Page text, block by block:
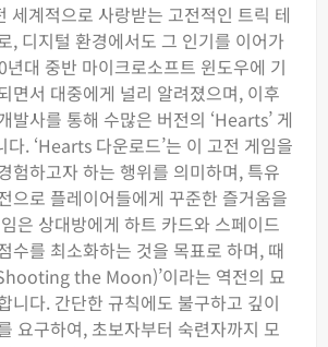
세계적으로 사랑받는 고전적인 트릭 테
, 디지털 환경에서도 그 인기를 이어가
대 중반 마이크로소프트 윈도우에 기
면서 대중에게 널리 알려졌으며, 이후
발사를 통해 수많은 버전의 ‘Hearts’ 게
다. ‘Hearts 다운로드’는 이 고전 게임을
험하고자 하는 행위를 의미하며, 특유
으로 플레이어들에게 꾸준한 즐거움을
은 상대방에게 하트 카드와 스페이드
수를 최소화하는 것을 목표로 하며, 때
the Moon)’이라는 역전의 묘
니다. 간단한 규칙에도 불구하고 깊이
요구하여, 초보자부터 숙련자까지 모